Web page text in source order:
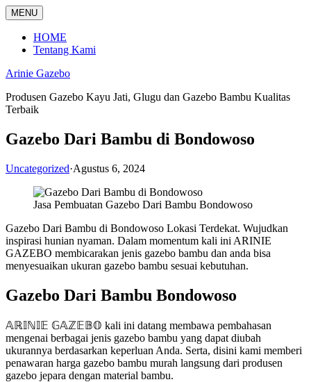
Langsung
ke
konten
MENU
HOME
Tentang Kami
Arinie Gazebo
Produsen Gazebo Kayu Jati, Glugu dan Gazebo Bambu Kualitas
Terbaik
Gazebo Dari Bambu di Bondowoso
Uncategorized·Agustus 6, 2024
Jasa Pembuatan Gazebo Dari Bambu Bondowoso
Gazebo Dari Bambu di Bondowoso Lokasi Terdekat. Wujudkan
inspirasi hunian nyaman. Dalam momentum kali ini ARINIE
GAZEBO membicarakan jenis gazebo bambu dan anda bisa
menyesuaikan ukuran gazebo bambu sesuai kebutuhan.
Gazebo Dari Bambu Bondowoso
𝔸ℝ𝕀ℕ𝕀𝔼 𝔾𝔸ℤ𝔼𝔹𝕆 kali ini datang membawa pembahasan
mengenai berbagai jenis gazebo bambu yang dapat diubah
ukurannya berdasarkan keperluan Anda. Serta, disini kami memberi
penawaran harga gazebo bambu murah langsung dari produsen
gazebo jepara dengan material bambu.